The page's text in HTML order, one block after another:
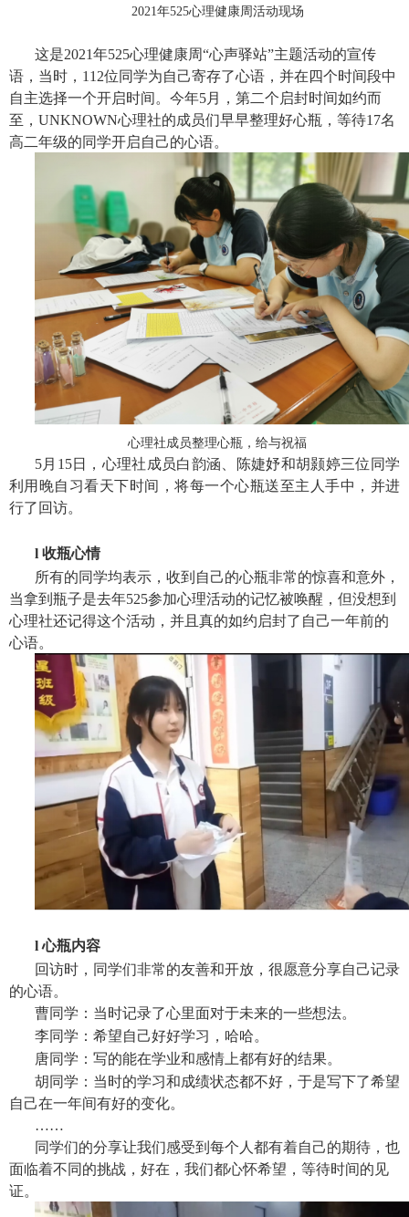
2021年525心理健康周活动现场
这是2021年525心理健康周“心声驿站”主题活动的宣传
语，当时，112位同学为自己寄存了心语，并在四个时间段中
自主选择一个开启时间。今年5月，第二个启封时间如约而
至，UNKNOWN心理社的成员们早早整理好心瓶，等待17名
高二年级的同学开启自己的心语。
心理社成员整理心瓶，给与祝福
5月15日，心理社成员白韵涵、陈婕妤和胡颢婷三位同学
利用晚自习看天下时间，将每一个心瓶送至主人手中，并进
行了回访。
l 收瓶心情
所有的同学均表示，收到自己的心瓶非常的惊喜和意外，
当拿到瓶子是去年525参加心理活动的记忆被唤醒，但没想到
心理社还记得这个活动，并且真的如约启封了自己一年前的
心语。
l 心瓶内容
回访时，同学们非常的友善和开放，很愿意分享自己记录
的心语。
曹同学：当时记录了心里面对于未来的一些想法。
李同学：希望自己好好学习，哈哈。
唐同学：写的能在学业和感情上都有好的结果。
胡同学：当时的学习和成绩状态都不好，于是写下了希望
自己在一年间有好的变化。
……
同学们的分享让我们感受到每个人都有着自己的期待，也
面临着不同的挑战，好在，我们都心怀希望，等待时间的见
证。